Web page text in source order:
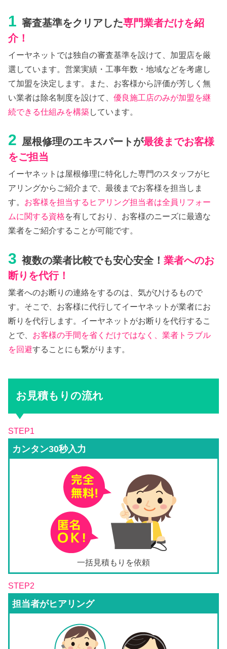
1 審査基準をクリアした専門業者だけを紹
介！
イーヤネットでは独自の審査基準を設けて、加盟店を厳
選しています。営業実績・工事年数・地域などを考慮し
て加盟を決定します。また、お客様から評価が芳しく無
い業者は除名制度を設けて、優良施工店のみが加盟を継
続できる仕組みを構築しています。
2 屋根修理のエキスパートが最後までお客様
をご担当
イーヤネットは屋根修理に特化した専門のスタッフがヒ
アリングからご紹介まで、最後までお客様を担当しま
す。 お客様を担当するヒアリング担当者は全員リフォー
ムに関する資格を有しており、お客様のニーズに最適な
業者をご紹介することが可能です。
3 複数の業者比較でも安心安全！業者へのお
断りを代行！
業者へのお断りの連絡をするのは、気がひけるもので
す。そこで、お客様に代行してイーヤネットが業者にお
断りを代行します。イーヤネットがお断りを代行するこ
とで、 お客様の手間を省くだけではなく、業者トラブル
を回避することにも繋がります。
お見積もりの流れ
STEP1
カンタン30秒入力
一括見積もりを依頼
STEP2
担当者がヒアリング